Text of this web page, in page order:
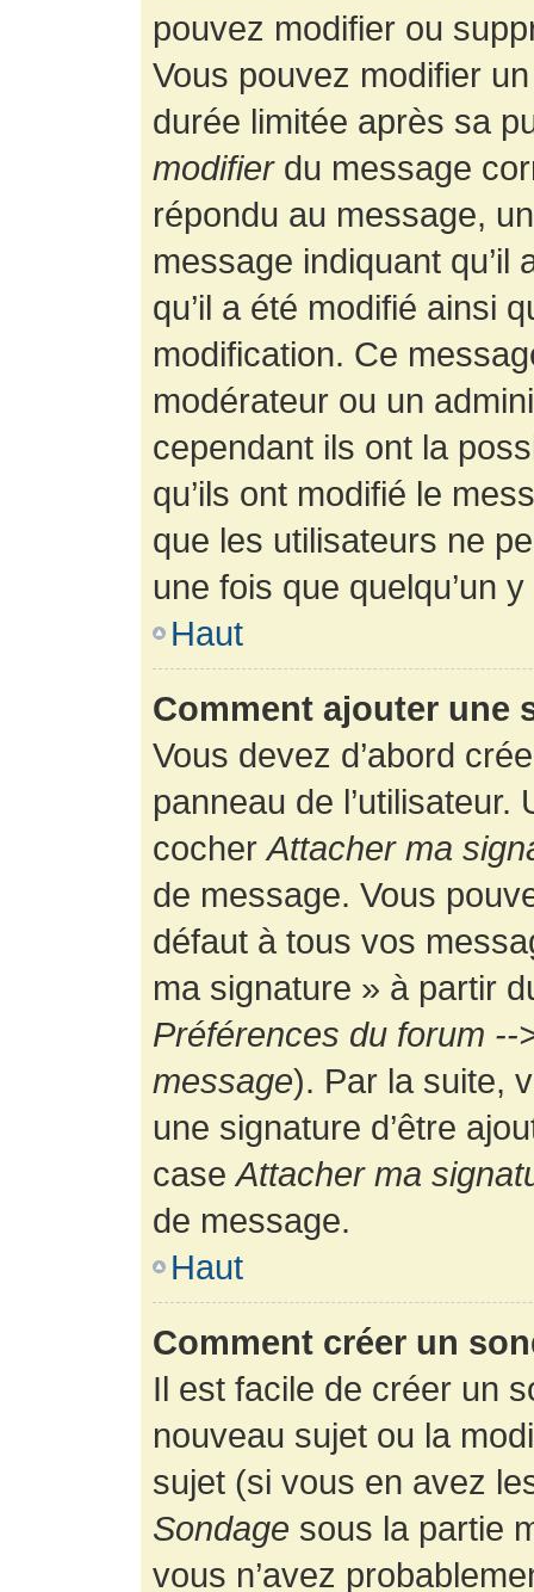
pouvez modifier ou
Vous pouvez modifier
durée limitée après sa
modifierdu message
répondu au message,
message indiquant
qu’il a été modifié ainsi
modification. Ce
modérateur ou un
cependant ils ont la
qu’ils ont modifié le
que les utilisateurs ne
une fois que quelqu’un
Haut
Comment ajouter une
Vous devez d’abord
panneau de
cocherAttacher ma
de message. Vous
défaut à tous vos
ma signature » à partir
Préférences du forum
message). Par la suite,
une signature d’être
caseAttacher ma
de message.
Haut
Comment créer un
Il est facile de créer un
nouveau sujet ou la
sujet (si vous en avez
Sondage sous la partie
vous n’avez